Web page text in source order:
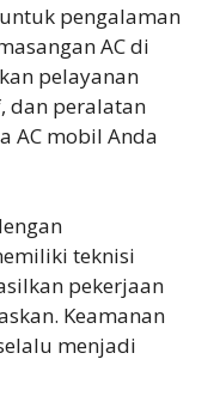
untuk pengalaman
AC di
pelayanan
dan peralatan
AC mobil Anda
teknisi
pekerjaan
Keamanan
menjadi